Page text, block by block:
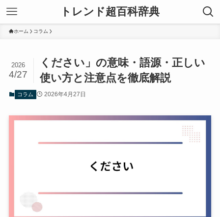
トレンド超百科辞典
ホーム コラム
ください」の意味・語源・正しい
使い方と注意点を徹底解説
2026
4/27
コラム 2026年4月27日